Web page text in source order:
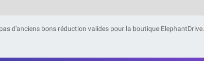
d'anciens bons réduction valides pour la boutique ElephantDrive.